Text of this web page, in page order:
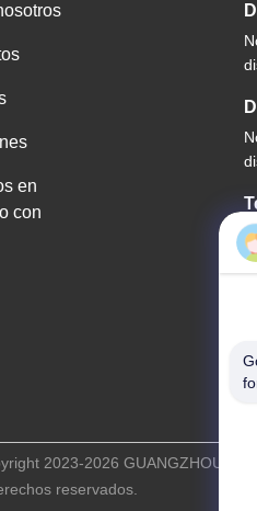
en
con
2023-2026 GUANGZHOU
reservados.